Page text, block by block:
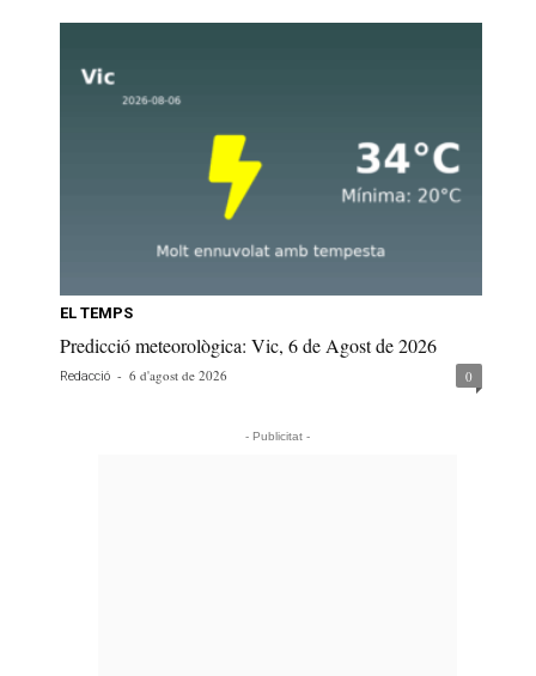
EL TEMPS
Predicció meteorològica: Vic, 6 de Agost de 2026
Redacció - 6 d'agost de 2026 0
- Publicitat -